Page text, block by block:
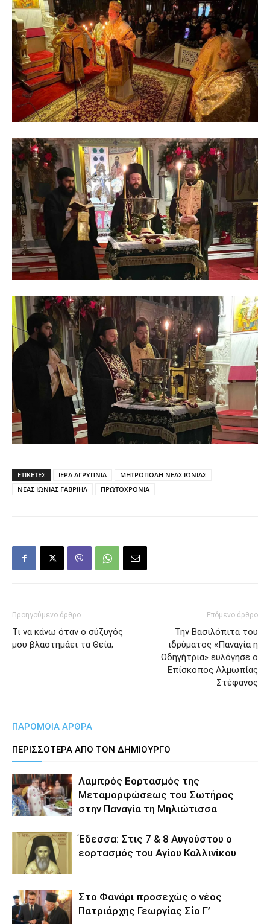
ΕΤΙΚΕΤΕΣ ΙΕΡΑ ΑΓΡΥΠΝΙΑ
ΜΗΤΡΟΠΟΛΗ ΝΕΑΣ ΙΩΝΙΑΣ
ΝΕΑΣ ΙΩΝΙΑΣ ΓΑΒΡΙΗΛ
ΠΡΩΤΟΧΡΟΝΙΑ
Προηγούμενο άρθρο
Τι να κάνω όταν ο σύζυγός
μου βλαστημάει τα Θεία;
Επόμενο άρθρο
Την Βασιλόπιτα του
ιδρύματος «Παναγία η
Οδηγήτρια» ευλόγησε ο
Επίσκοπος Αλμωπίας
Στέφανος
ΠΑΡΟΜΟΙΑ ΑΡΘΡΑ
ΠΕΡΙΣΣΟΤΕΡΑ ΑΠΟ ΤΟΝ ΔΗΜΙΟΥΡΓΟ
Λαμπρός Εορτασμός της
Μεταμορφώσεως του Σωτήρος
στην Παναγία τη Μηλιώτισσα
Έδεσσα: Στις 7 & 8 Αυγούστου ο
εορτασμός του Αγίου Καλλινίκου
Στο Φανάρι προσεχώς ο νέος
Πατριάρχης Γεωργίας Σίο Γ’